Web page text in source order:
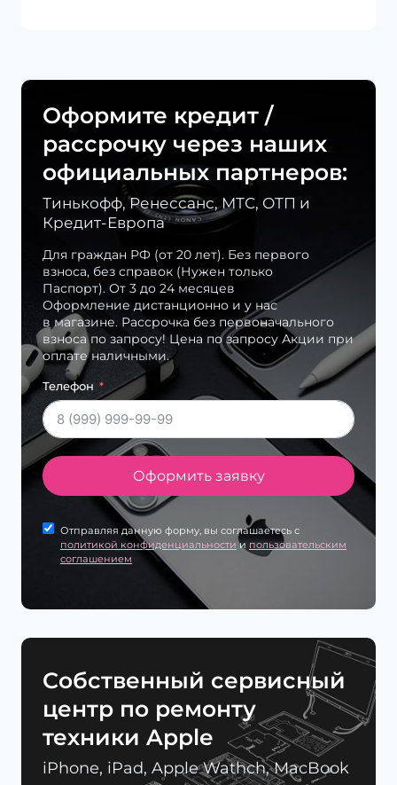
Оформите кредит /
рассрочку через наших
официальных партнеров:
Тинькофф, Ренессанс, МТС, ОТП и
Кредит-Европа
Для граждан РФ (от 20 лет). Без первого
взноса, без справок (Нужен только
Паспорт). От 3 до 24 месяцев
Оформление дистанционно и у нас
в магазине. Рассрочка без первоначального
взноса по запросу! Цена по запросу Акции при
оплате наличными.
Телефон
Оформить заявку
Отправляя данную форму, вы соглашаетесь с
политикой конфиденциальности и пользовательским
соглашением
Cобственный сервисный
центр по ремонту
техники Apple
iPhone, iPad, Apple Wathch, MacBook